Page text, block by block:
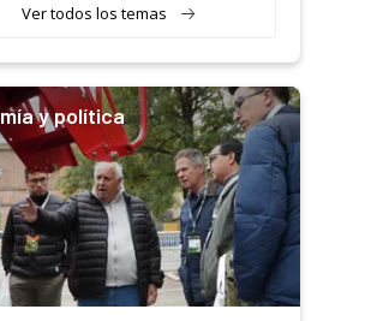
Ver todos los temas
y política